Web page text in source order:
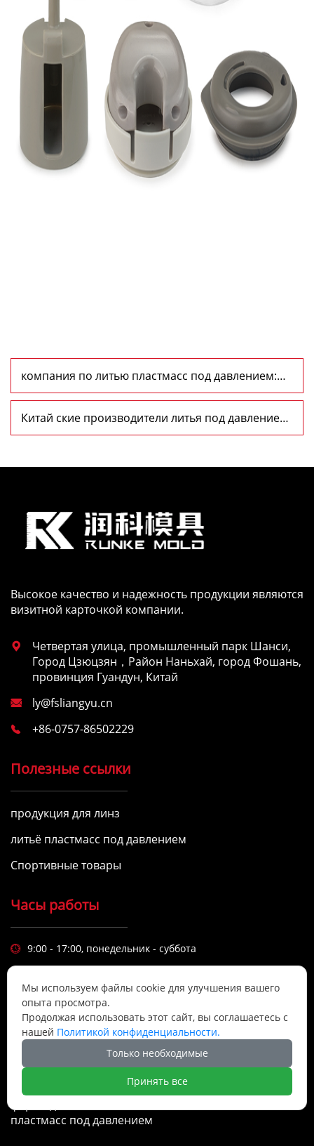
компания по литью пластмасс под давлением:
важная часть современного производства
Китай ские производители литья под давлением:
демонстрируют высокую конкурентоспособность
Высокое качество и надежность продукции являются
визитной карточкой компании.

Четвертая улица, промышленный парк Шанси,
Город Цзюцзян，Район Наньхай, город Фошань,
провинция Гуандун, Китай
 ly@fsliangyu.cn
 +86-0757-86502229
Полезные ссылки
продукция для линз
литьё пластмасс под давлением
Спортивные товары
Часы работы
 9:00 - 17:00, понедельник - суббота
визитной карточкой компании.
Позвоните нам сегодня
Copyright © Фошань Рунке Плесень Лтд.
форма для литья пластмасс
пластмасс под давлением
Мы используем файлы cookie для улучшения вашего
опыта просмотра.
Продолжая использовать этот сайт, вы соглашаетесь с
нашей Политикой конфиденциальности.
Только необходимые
Принять все